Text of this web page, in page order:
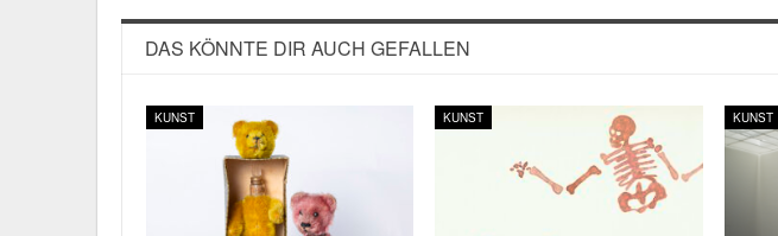
DAS KÖNNTE DIR AUCH GEFALLEN
KUNST KUNST KUNST